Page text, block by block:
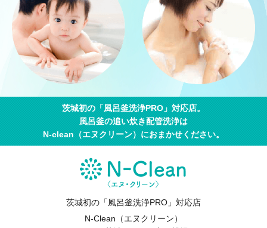
茨城初の「風呂釜洗浄PRO」対応店。
風呂釜の追い炊き配管洗浄は
N-clean（エヌクリーン）におまかせください。
茨城初の「風呂釜洗浄PRO」対応店
N-Clean（エヌクリーン）